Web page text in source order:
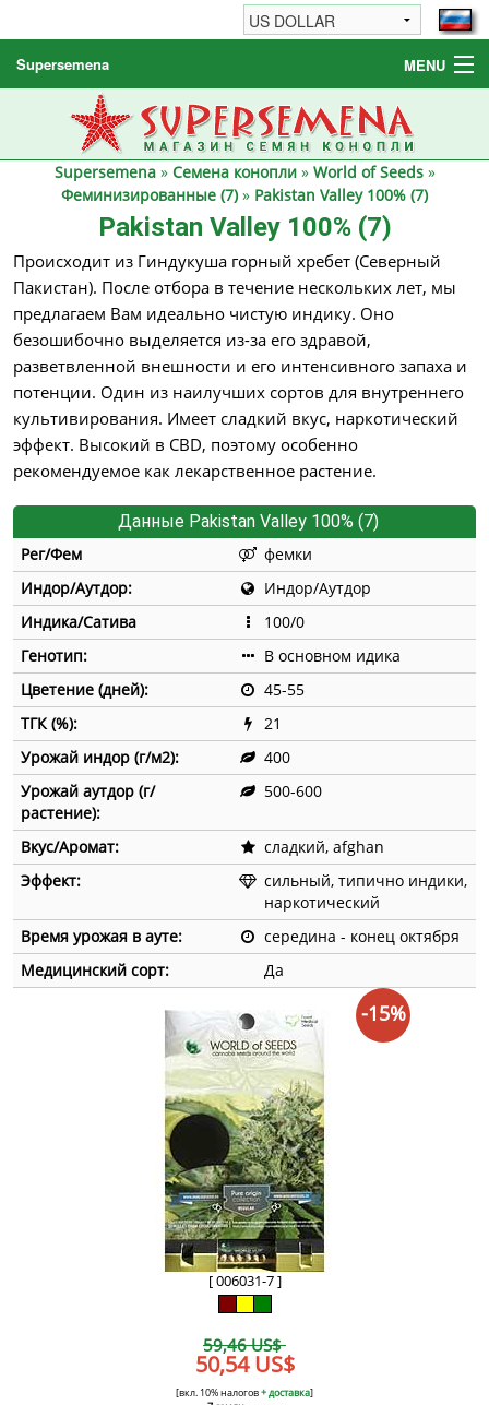
Supersemena MENU
Семена конопли
Другие товары
Как заказать / FAQ
Supersemena» Семена конопли» World of Seeds»
Феминизированные (7)» Pakistan Valley 100% (7)
Pakistan Valley 100% (7)
Происходит из Гиндукуша горный хребет (Северный
Пакистан). После отбора в течение нескольких лет, мы
предлагаем Вам идеально чистую индику. Оно
безошибочно выделяется из-за его здравой,
разветвленной внешности и его интенсивного запаха и
потенции. Один из наилучших сортов для внутреннего
культивирования. Имеет сладкий вкус, наркотический
эффект. Высокий в CBD, поэтому особенно
рекомендуемое как лекарственное растение.
Данные Pakistan Valley 100% (7)
Рег/Фем
фемки
Индор/Аутдор:
Индор/Аутдор
Индика/Сатива
100/0
Генотип:
В основном идика
Цветение (дней):
45-55
ТГК (%):
21
Урожай индор (г/м2):
400
Урожай аутдор (г/
растение):
500-600
Вкус/Аромат:
сладкий, afghan
Эффект:
сильный, типично индики,
наркотический
Время урожая в ауте:
середина - конец октября
Медицинский сорт:
Да
[ 006031-7 ]
59,46 US$
50,54 US$
[вкл. 10% налогов+ доставка]
-15%